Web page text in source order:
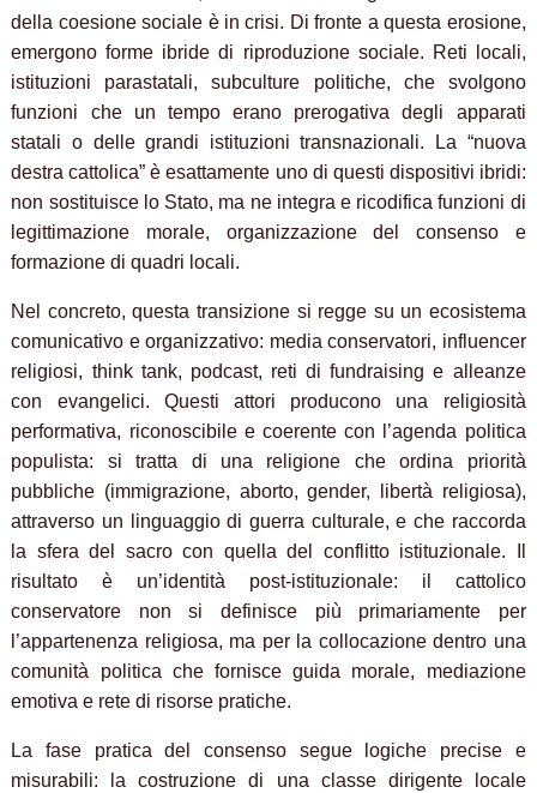
della coesione sociale è in crisi. Di fronte a questa erosione,
emergono forme ibride di riproduzione sociale. Reti locali,
istituzioni parastatali, subculture politiche, che svolgono
funzioni che un tempo erano prerogativa degli apparati
statali o delle grandi istituzioni transnazionali. La “nuova
destra cattolica” è esattamente uno di questi dispositivi ibridi:
non sostituisce lo Stato, ma ne integra e ricodifica funzioni di
legittimazione morale, organizzazione del consenso e
formazione di quadri locali.
Nel concreto, questa transizione si regge su un ecosistema
comunicativo e organizzativo: media conservatori, influencer
religiosi, think tank, podcast, reti di fundraising e alleanze
con evangelici. Questi attori producono una religiosità
performativa, riconoscibile e coerente con l’agenda politica
populista: si tratta di una religione che ordina priorità
pubbliche (immigrazione, aborto, gender, libertà religiosa),
attraverso un linguaggio di guerra culturale, e che raccorda
la sfera del sacro con quella del conflitto istituzionale. Il
risultato è un’identità post-istituzionale: il cattolico
conservatore non si definisce più primariamente per
l’appartenenza religiosa, ma per la collocazione dentro una
comunità politica che fornisce guida morale, mediazione
emotiva e rete di risorse pratiche.
La fase pratica del consenso segue logiche precise e
misurabili: la costruzione di una classe dirigente locale